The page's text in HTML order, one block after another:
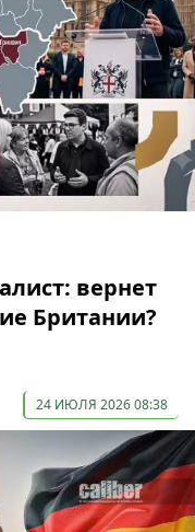
вернет
Британии?
24 ИЮЛЯ 2026 08:38